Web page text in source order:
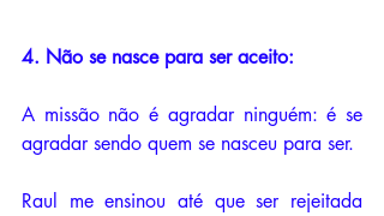
4. Não se nasce para ser aceito:
A missão não é agradar ninguém: é se
agradar sendo quem se nasceu para ser.
Raul me ensinou até que ser rejeitada